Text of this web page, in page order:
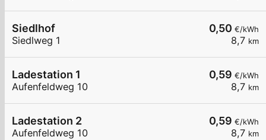
0,50 €/kWh
8,7 km
Siedlhof
Siedlweg 1
0,59 €/kWh
8,7 km
Ladestation 1
Aufenfeldweg 10
0,59 €/kWh
8,7 km
Ladestation 2
Aufenfeldweg 10